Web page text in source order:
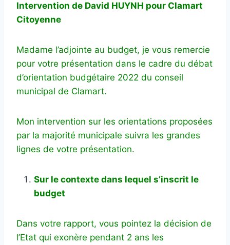
Intervention de David HUYNH pour Clamart
Citoyenne
Madame l’adjointe au budget, je vous remercie
pour votre présentation dans le cadre du débat
d’orientation budgétaire 2022 du conseil
municipal de Clamart.
Mon intervention sur les orientations proposées
par la majorité municipale suivra les grandes
lignes de votre présentation.
Sur le contexte dans lequel s’inscrit le
budget
Dans votre rapport, vous pointez la décision de
l’Etat qui exonère pendant 2 ans les